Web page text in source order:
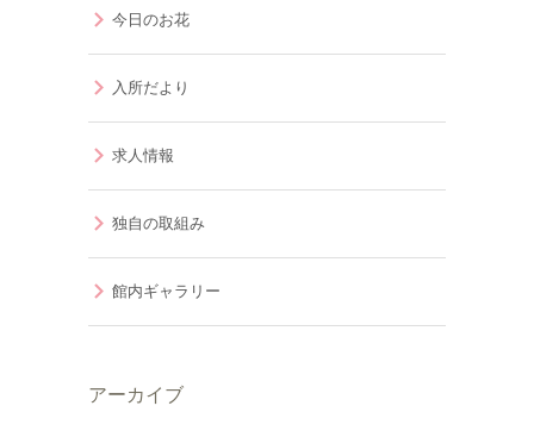
今日のお花
入所だより
求人情報
独自の取組み
館内ギャラリー
アーカイブ